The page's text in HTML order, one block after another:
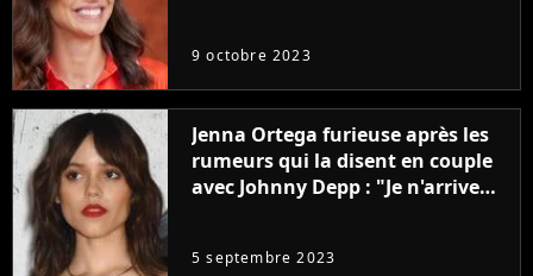
9 octobre 2023
Jenna Ortega furieuse après les
rumeurs qui la disent en couple
avec Johnny Depp : "Je n'arrive
5 septembre 2023